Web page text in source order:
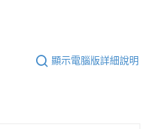
顯示電腦版詳細說明